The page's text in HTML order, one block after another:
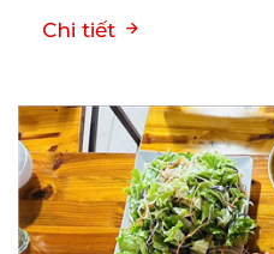
Chi tiết